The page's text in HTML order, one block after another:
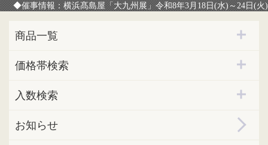
◆催事情報：横浜髙島屋「大九州展」令和8年3月18日(水)～24日(火)
商品一覧
価格帯検索
入数検索
お知らせ